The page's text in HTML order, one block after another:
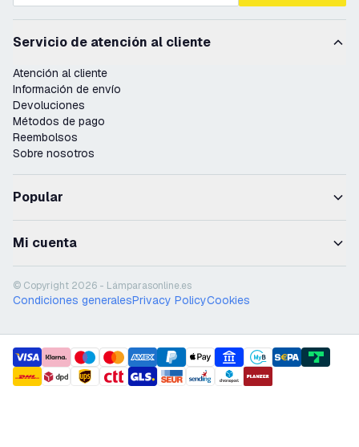
Servicio de atención al cliente
Atención al cliente
Información de envío
Devoluciones
Métodos de pago
Reembolsos
Sobre nosotros
Popular
Mi cuenta
© Copyright 2026 - Lámparasonline.es
Condiciones generalesPrivacy PolicyCookies
payment methods
shipment methods